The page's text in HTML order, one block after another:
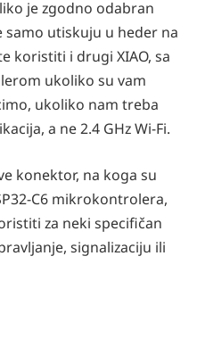
je zgodno odabran
samo utiskuju u heder na
koristiti i drugi XIAO, sa
ukoliko su vam
ukoliko nam treba
a ne 2.4 GHz Wi-Fi.
konektor, na koga su
C6 mikrokontrolera,
za neki specifičan
signalizaciju ili